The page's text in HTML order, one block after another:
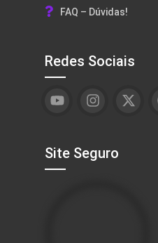
FAQ – Dúvidas!
Redes Sociais
Site Seguro